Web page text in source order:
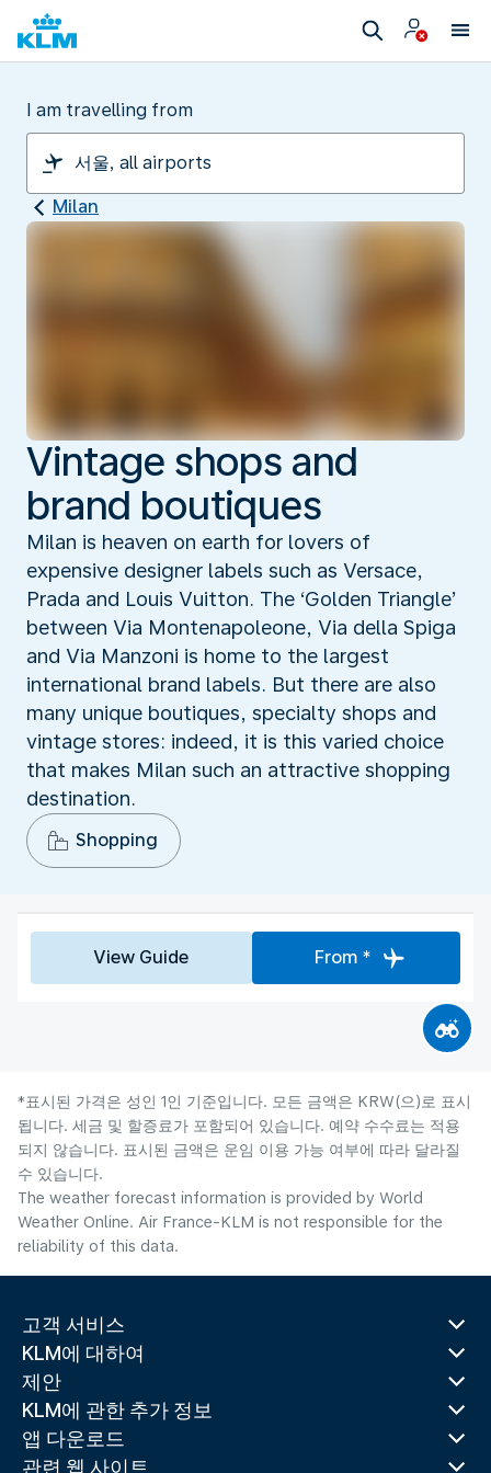
I am travelling from
Milan
Vintage shops and
brand boutiques
Milan is heaven on earth for lovers of
expensive designer labels such as Versace,
Prada and Louis Vuitton. The ‘Golden Triangle’
between Via Montenapoleone, Via della Spiga
and Via Manzoni is home to the largest
international brand labels. But there are also
many unique boutiques, specialty shops and
vintage stores: indeed, it is this varied choice
that makes Milan such an attractive shopping
destination.
Shopping
View Guide From *
*표시된 가격은 성인 1인 기준입니다. 모든 금액은 KRW(으)로 표시
됩니다. 세금 및 할증료가 포함되어 있습니다. 예약 수수료는 적용
되지 않습니다. 표시된 금액은 운임 이용 가능 여부에 따라 달라질
수 있습니다.
The weather forecast information is provided by World
Weather Online. Air France-KLM is not responsible for the
reliability of this data.
고객 서비스
KLM에 대하여
제안
KLM에 관한 추가 정보
앱 다운로드
관련 웹 사이트